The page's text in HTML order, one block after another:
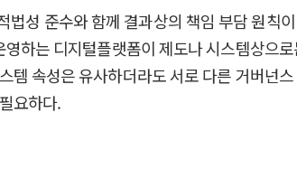
성 준수와 함께 결과상의 책임 부담 원칙
하는 디지털플랫폼이 제도나 시스템상으
속성은 유사하더라도 서로 다른 거버넌
요하다.